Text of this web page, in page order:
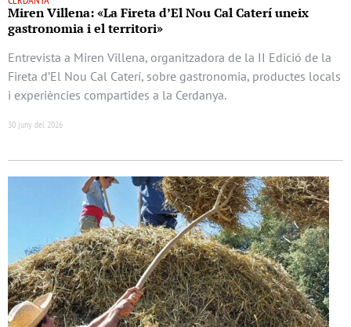
Miren Villena: «La Fireta d’El Nou Cal Caterí uneix
gastronomia i el territori»
Entrevista a Miren Villena, organitzadora de la II Edició de la
Fireta d’El Nou Cal Caterí, sobre gastronomia, productes locals
i experiències compartides a la Cerdanya.
30 juny del 2026